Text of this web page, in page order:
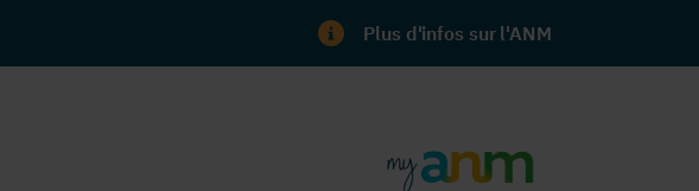
Plus d'infos sur l'ANM